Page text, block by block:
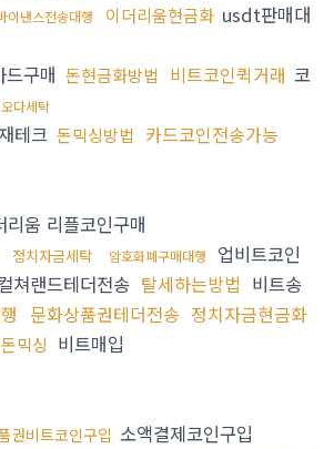
이낸스전송대행 이더리움현금화 usdt판매대
구매 돈현금화방법 비트코인퀵거래 코
오다세탁
테크 돈믹싱방법 카드코인전송가능
리움 리플코인구매
정치자금세탁 암호화폐구매대행
업비트코인
쳐랜드테더전송 탈세하는방법 비트송
문화상품권테더전송 정치자금현금화
믹싱 비트매입
권비트코인구입 소액결제코인구입